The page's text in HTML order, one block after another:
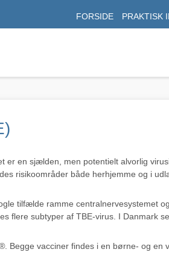
FORSIDE PRAKTISK
en sjælden, men potentielt alvorlig
risikoområder både herhjemme og i
tilfælde ramme centralnervesystemet
flere subtyper af TBE-virus. I Danmark
. Begge vacciner findes i en børne- og en